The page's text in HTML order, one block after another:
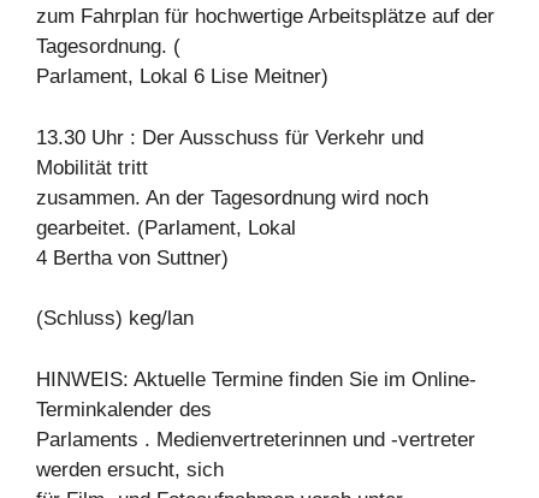
zum Fahrplan für hochwertige Arbeitsplätze auf der
Tagesordnung. (
Parlament, Lokal 6 Lise Meitner)
13.30 Uhr : Der Ausschuss für Verkehr und
Mobilität tritt
zusammen. An der Tagesordnung wird noch
gearbeitet. (Parlament, Lokal
4 Bertha von Suttner)
(Schluss) keg/lan
HINWEIS: Aktuelle Termine finden Sie im Online-
Terminkalender des
Parlaments . Medienvertreterinnen und -vertreter
werden ersucht, sich